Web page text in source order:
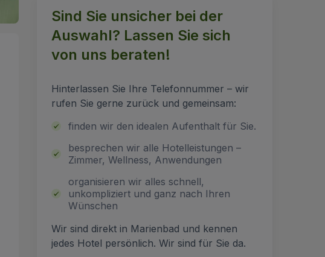
Sind Sie unsicher bei der
Auswahl? Lassen Sie sich
von uns beraten!
Hinterlassen Sie Ihre Telefonnummer – wir
rufen Sie gerne zurück und gemeinsam:
finden wir den idealen Aufenthalt für Sie.
besprechen wir alle Hotelleistungen –
Zimmer, Wellness, Anwendungen
organisieren wir alles schnell,
unkompliziert und ganz nach Ihren
Wünschen
Wir sind direkt in Marienbad und kennen
jedes Hotel persönlich. Wir sind für Sie da.